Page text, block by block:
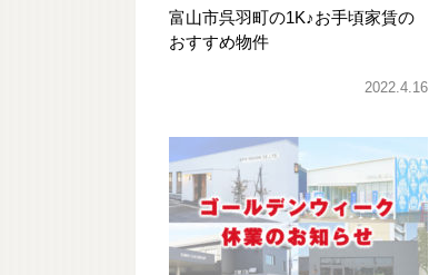
富山市呉羽町の1K♪お手頃家賃の
おすすめ物件
2022.4.16